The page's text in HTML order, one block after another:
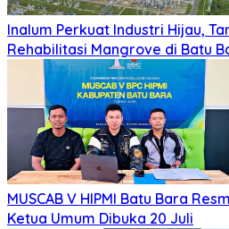
Inalum Perkuat Industri Hijau,
Rehabilitasi Mangrove di Batu
MUSCAB V HIPMI Batu Bara
Ketua Umum Dibuka 20 Juli